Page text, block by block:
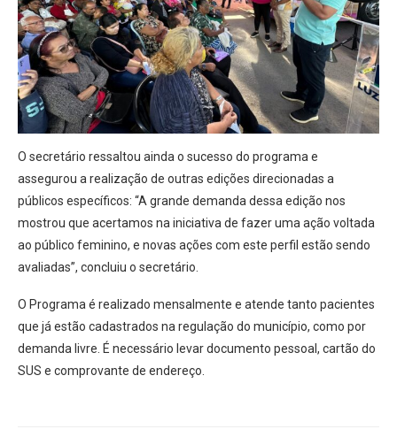
O secretário ressaltou ainda o sucesso do programa e
assegurou a realização de outras edições direcionadas a
públicos específicos: “A grande demanda dessa edição nos
mostrou que acertamos na iniciativa de fazer uma ação voltada
ao público feminino, e novas ações com este perfil estão sendo
avaliadas”, concluiu o secretário.
O Programa é realizado mensalmente e atende tanto pacientes
que já estão cadastrados na regulação do município, como por
demanda livre. É necessário levar documento pessoal, cartão do
SUS e comprovante de endereço.